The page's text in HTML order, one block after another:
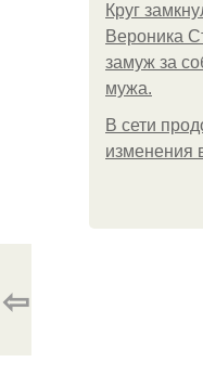
Круг
Вероника
замуж за
мужа.
В сети
изменения
⇦